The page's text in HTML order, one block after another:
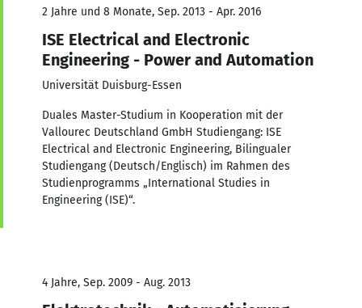
2 Jahre und 8 Monate, Sep. 2013 - Apr. 2016
ISE Electrical and Electronic
Engineering - Power and Automation
Universität Duisburg-Essen
Duales Master-Studium in Kooperation mit der
Vallourec Deutschland GmbH Studiengang: ISE
Electrical and Electronic Engineering, Bilingualer
Studiengang (Deutsch/Englisch) im Rahmen des
Studienprogramms „International Studies in
Engineering (ISE)“.
4 Jahre, Sep. 2009 - Aug. 2013